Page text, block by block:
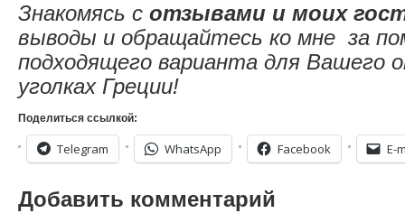
Знакомясь с отзывами и моих
выводы и обращайтесь ко мне за
подходящего варианта для Вашего
уголках Греции!
Поделиться ссылкой:
Telegram WhatsApp Facebook E-
Добавить комментарий